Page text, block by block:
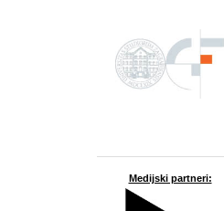
Medijski partneri: